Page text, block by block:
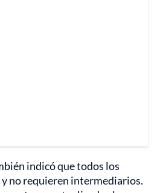
indicó que todos los
no requieren intermediarios.